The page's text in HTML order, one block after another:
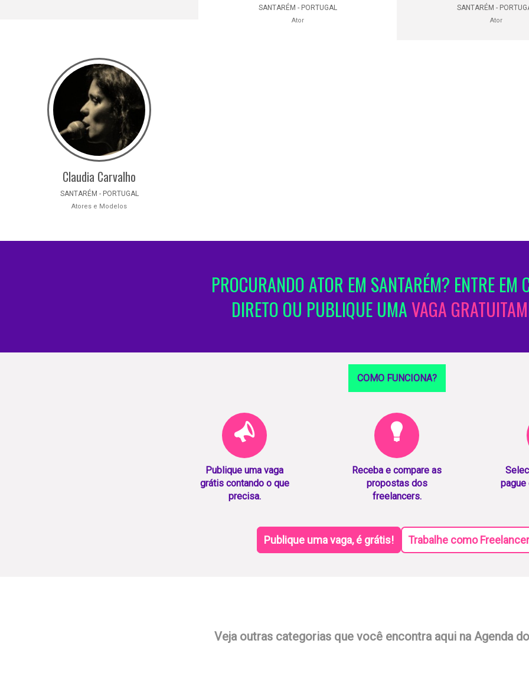
SANTARÉM - PORTUGAL
Ator
SANTARÉM -
Ator
Claudia Carvalho
SANTARÉM - PORTUGAL
Atores e Modelos
PROCURANDO ATOR EM SANTARÉM? ENTRE EM
DIRETO OU PUBLIQUE UMAVAGA
COMO FUNCIONA?
Publique uma vaga
grátis contando o que
precisa.
Receba e compare as
propostas dos
freelancers.
pague
Publique uma vaga, é grátis! Trabalhe como Freelancer
Veja outras categorias que você encontra aqui na Agenda